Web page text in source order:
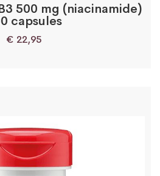
500 mg (niacinamide)
capsules
€ 22,95